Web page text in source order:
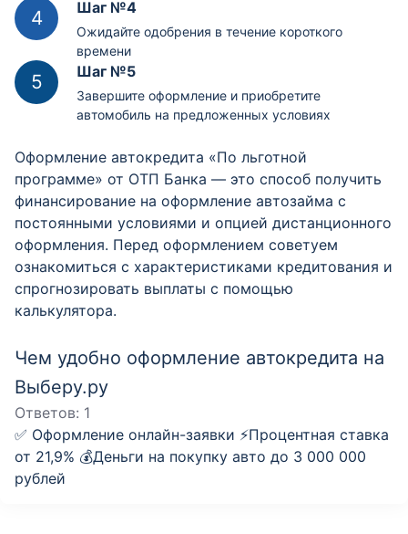
Шаг №4
Ожидайте одобрения в течение короткого
времени
Шаг №5
Завершите оформление и приобретите
автомобиль на предложенных условиях
Оформление автокредита «По льготной
программе» от ОТП Банка — это способ получить
финансирование на оформление автозайма с
постоянными условиями и опцией дистанционного
оформления. Перед оформлением советуем
ознакомиться с характеристиками кредитования и
спрогнозировать выплаты с помощью
калькулятора.
Чем удобно оформление автокредита на
Выберу.ру
Ответов: 1
✅ Оформление онлайн-заявки ⚡️Процентная ставка
от 21,9% 💰Деньги на покупку авто до 3 000 000
рублей